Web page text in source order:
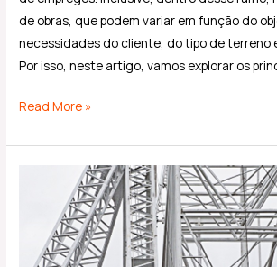
de obras, que podem variar em função do
necessidades do cliente, do tipo de terreno
Por isso, neste artigo, vamos explorar os
Read More »
Estrutura
Metálica: